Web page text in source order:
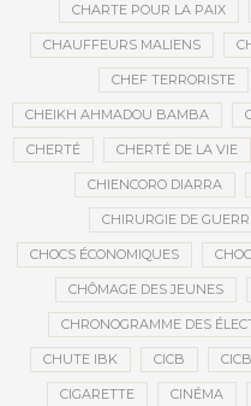
CHARTE POUR LA PAIX
CHAUFFEURS MALIENS
CHEF TERRORISTE
CHEIKH AHMADOU BAMBA
CHERTÉ CHERTÉ DE LA VIE
CHIENCORO DIARRA
CHIRURGIE DE
CHOCS ÉCONOMIQUES
CHÔMAGE DES JEUNES
CHRONOGRAMME DES
CHUTE IBK CICB
CIGARETTE CINÉMA